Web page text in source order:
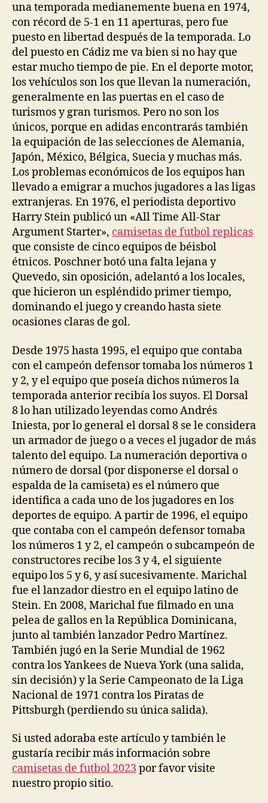
una temporada medianemente buena en 1974,
con récord de 5-1 en 11 aperturas, pero fue
puesto en libertad después de la temporada. Lo
del puesto en Cádiz me va bien si no hay que
estar mucho tiempo de pie. En el deporte motor,
los vehículos son los que llevan la numeración,
generalmente en las puertas en el caso de
turismos y gran turismos. Pero no son los
únicos, porque en adidas encontrarás también
la equipación de las selecciones de Alemania,
Japón, México, Bélgica, Suecia y muchas más.
Los problemas económicos de los equipos han
llevado a emigrar a muchos jugadores a las ligas
extranjeras. En 1976, el periodista deportivo
Harry Stein publicó un «All Time All-Star
Argument Starter», camisetas de futbol replicas
que consiste de cinco equipos de béisbol
étnicos. Poschner botó una falta lejana y
Quevedo, sin oposición, adelantó a los locales,
que hicieron un espléndido primer tiempo,
dominando el juego y creando hasta siete
ocasiones claras de gol.
Desde 1975 hasta 1995, el equipo que contaba
con el campeón defensor tomaba los números 1
y 2, y el equipo que poseía dichos números la
temporada anterior recibía los suyos. El Dorsal
8 lo han utilizado leyendas como Andrés
Iniesta, por lo general el dorsal 8 se le considera
un armador de juego o a veces el jugador de más
talento del equipo. La numeración deportiva o
número de dorsal (por disponerse el dorsal o
espalda de la camiseta) es el número que
identifica a cada uno de los jugadores en los
deportes de equipo. A partir de 1996, el equipo
que contaba con el campeón defensor tomaba
los números 1 y 2, el campeón o subcampeón de
constructores recibe los 3 y 4, el siguiente
equipo los 5 y 6, y así sucesivamente. Marichal
fue el lanzador diestro en el equipo latino de
Stein. En 2008, Marichal fue filmado en una
pelea de gallos en la República Dominicana,
junto al también lanzador Pedro Martínez.
También jugó en la Serie Mundial de 1962
contra los Yankees de Nueva York (una salida,
sin decisión) y la Serie Campeonato de la Liga
Nacional de 1971 contra los Piratas de
Pittsburgh (perdiendo su única salida).
Si usted adoraba este artículo y también le
gustaría recibir más información sobre
camisetas de futbol 2023 por favor visite
nuestro propio sitio.